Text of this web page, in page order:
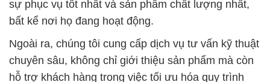
sự phục vụ tốt nhất và sản phẩm chất lượng nhất,
bất kể nơi họ đang hoạt động.
Ngoài ra, chúng tôi cung cấp dịch vụ tư vấn kỹ thuật
chuyên sâu, không chỉ giới thiệu sản phẩm mà còn
hỗ trợ khách hàng trong việc tối ưu hóa quy trình